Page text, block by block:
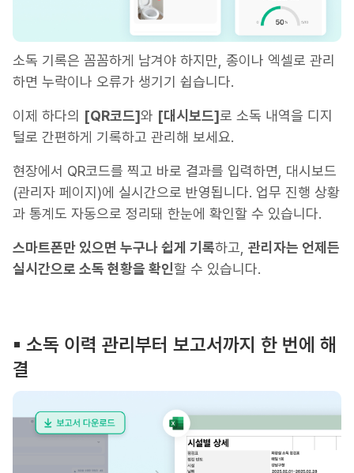
소독 기록은 꼼꼼하게 남겨야 하지만, 종이나 엑셀로 관리
하면 누락이나 오류가 생기기 쉽습니다.
이제 하다의 [QR코드]와 [대시보드]로 소독 내역을 디지
털로 간편하게 기록하고 관리해 보세요.
현장에서 QR코드를 찍고 바로 결과를 입력하면, 대시보드
(관리자 페이지)에 실시간으로 반영됩니다. 업무 진행 상황
과 통계도 자동으로 정리돼 한눈에 확인할 수 있습니다.
스마트폰만 있으면 누구나 쉽게 기록하고, 관리자는 언제든
실시간으로 소독 현황을 확인할 수 있습니다.
▪︎ 소독 이력 관리부터 보고서까지 한 번에 해
결